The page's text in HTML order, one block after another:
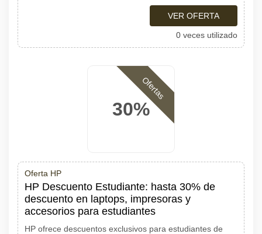
VER OFERTA
0 veces utilizado
30%
Ofertas
Oferta HP
HP Descuento Estudiante: hasta 30% de
descuento en laptops, impresoras y
accesorios para estudiantes
HP ofrece descuentos exclusivos para estudiantes de